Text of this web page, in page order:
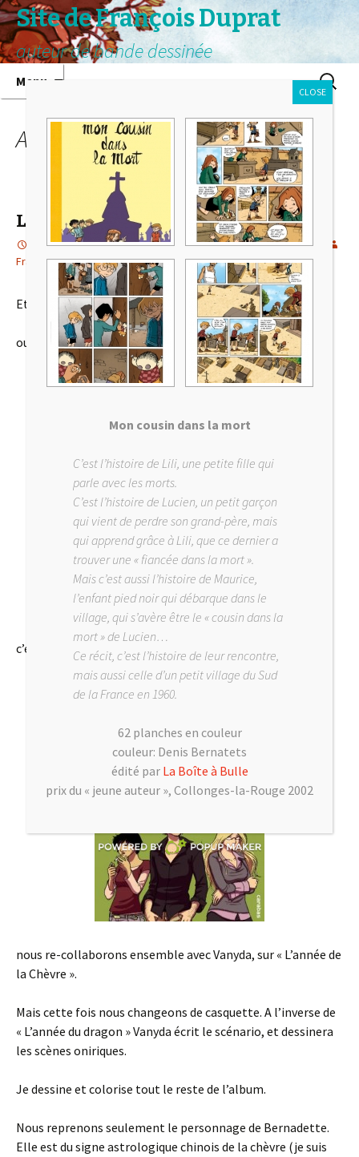
Site de François Duprat
auteur de bande dessinée
Menu
Archives mensuelles : février 2015
L’année de la chèvre !!!
20 février 2015 L'année de la chèvre,Projets en cours
François
Et oui, vous l’avez peut être vu sur le site deVanyda
ou sur le blog del’atelier:
c’est reparti pour un tour, après « L’année du dragon »
nous re-collaborons ensemble avec Vanyda, sur « L’année de
la Chèvre ».
Mais cette fois nous changeons de casquette. A l’inverse de
« L’année du dragon » Vanyda écrit le scénario, et dessinera
les scènes oniriques.
Je dessine et colorise tout le reste de l’album.
Nous reprenons seulement le personnage de Bernadette.
Elle est du signe astrologique chinois de la chèvre (je suis
Mon cousin dans la mort
C’est l’histoire de Lili, une petite fille qui
parle avec les morts.
C’est l’histoire de Lucien, un petit garçon
qui vient de perdre son grand-père, mais
qui apprend grâce à Lili, que ce dernier a
trouver une « fiancée dans la mort ».
Mais c’est aussi l’histoire de Maurice,
l’enfant pied noir qui débarque dans le
village, qui s’avère être le « cousin dans la
mort » de Lucien…
Ce récit, c’est l’histoire de leur rencontre,
mais aussi celle d’un petit village du Sud
de la France en 1960.
62 planches en couleur
couleur: Denis Bernatets
édité par La Boîte à Bulle
prix du « jeune auteur », Collonges-la-Rouge 2002
CLOSE